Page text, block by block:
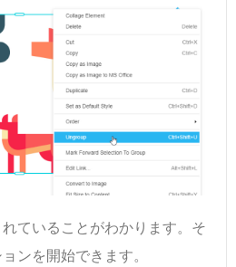
ていることがわかります。そ
ンを開始できます。